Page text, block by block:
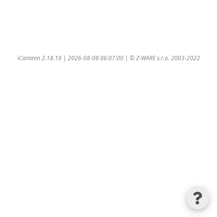
iCanteen 2.18.19 | 2026-08-08 06:07:00 | ©Z-WARE s.r.o. 2003-2022